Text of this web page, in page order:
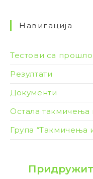
Навигација
Тестови са
Резултати
Документи
Остала такмичења
Група “Такмичења